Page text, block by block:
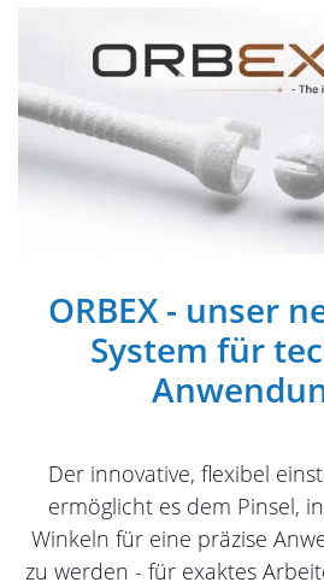
ORBEX - unser
System für
Der innovative, flexibel
ermöglicht es dem Pinsel,
Winkeln für eine präzise
zu werden - für exaktes